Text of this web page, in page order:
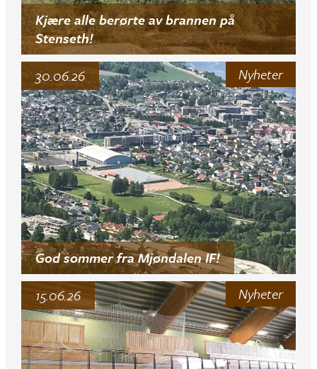
Kjære alle berørte av brannen på
Stenseth!
Nyheter
God sommer fra Mjøndalen IF!
30.06.26
Nyheter
15.06.26